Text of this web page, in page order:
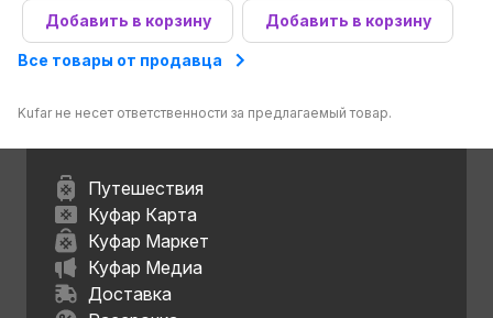
Добавить в корзину Добавить в корзину
Все товары от продавца
Kufar не несет ответственности за предлагаемый товар.
Путешествия
Куфар Карта
Куфар Маркет
Куфар Медиа
Доставка